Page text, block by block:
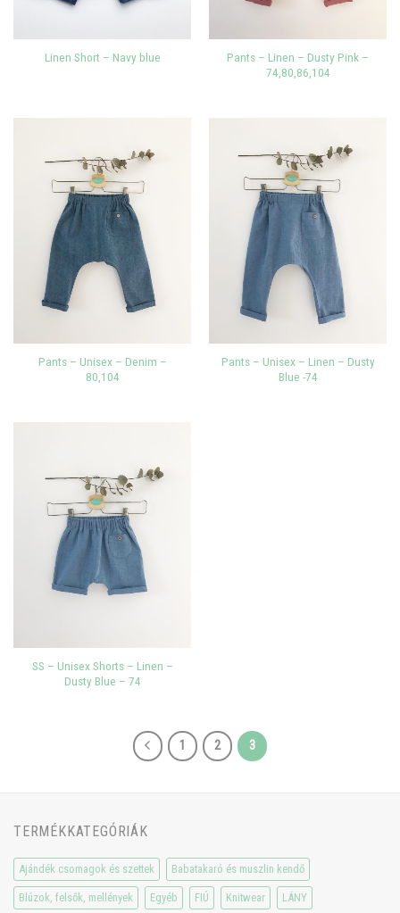
Linen Short – Navy blue
Pants – Linen – Dusty Pink –
74,80,86,104
Pants – Unisex – Denim –
80,104
Pants – Unisex – Linen – Dusty
Blue -74
SS – Unisex Shorts – Linen –
Dusty Blue – 74
1 2 3
TERMÉKKATEGÓRIÁK
Ajándék csomagok és szettek Babatakaró és muszlin kendő
Blúzok, felsők, mellények Egyéb FIÚ Knitwear LÁNY